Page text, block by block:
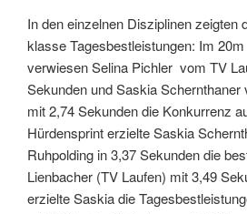
In den einzelnen Disziplinen zeigten
klasse Tagesbestleistungen: Im
verwiesen Selina Pichler vom TV
Sekunden und Saskia Schernthaner
mit 2,74 Sekunden die Konkurrenz
Hürdensprint erzielte Saskia
Ruhpolding in 3,37 Sekunden die
Lienbacher (TV Laufen) mit 3,49
erzielte Saskia die